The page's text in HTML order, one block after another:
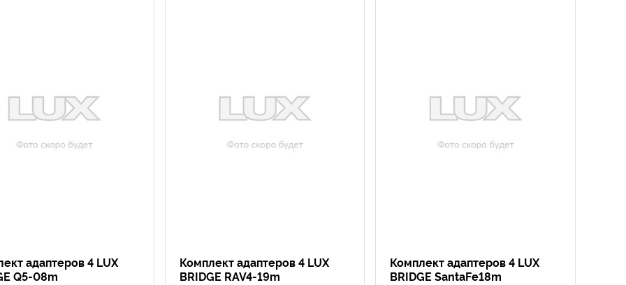
адаптеров 4 LUX
Q5-08m
Комплект адаптеров 4 LUX
BRIDGE RAV4-19m
Комплект адаптеров 4 LUX
BRIDGE SantaFe18m